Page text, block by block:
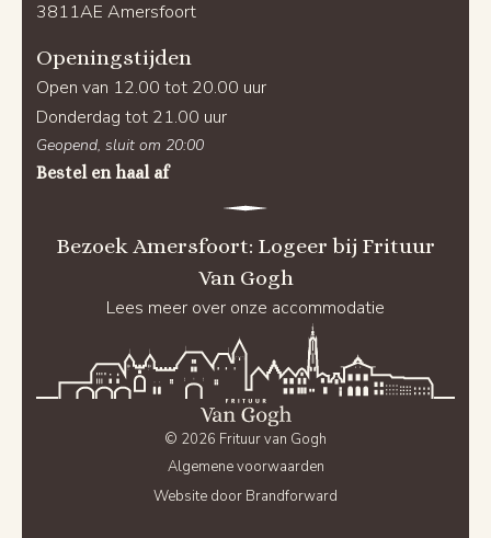
3811AE Amersfoort
Openingstijden
Open van 12.00 tot 20.00 uur
Donderdag tot 21.00 uur
Geopend, sluit om 20:00
Bestel en haal af
Bezoek Amersfoort: Logeer bij Frituur
Van Gogh
Lees meer over onze accommodatie
© 2026 Frituur van Gogh
Algemene voorwaarden
Website door Brandforward